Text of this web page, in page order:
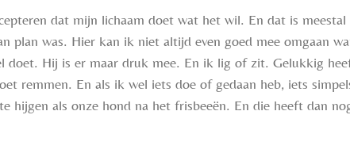
dat mijn lichaam doet wat het wil. En dat is
plan was. Hier kan ik niet altijd even goed mee omgaan
doet. Hij is er maar druk mee. En ik lig of zit. Gelukkig
remmen. En als ik wel iets doe of gedaan heb, iets
hijgen als onze hond na het frisbeeën. En die heeft dan